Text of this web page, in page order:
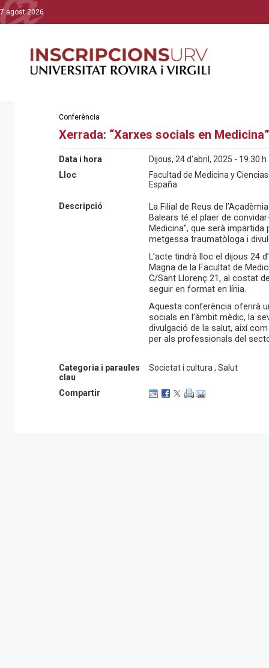
7 agost 2026
Conferència
Xerrada: “Xarxes socials en Medicina”
Data i hora
Dijous, 24 d'abril, 2025 - 19.30 h
Lloc
Facultad de Medicina y
España
Descripció
La Filial de Reus de
Balears té el plaer de
Medicina", que serà impartida
metgessa traumatòloga i
L’acte tindrà lloc el dijous 24
Magna de la Facultat de
C/Sant Llorenç 21, al costat
seguir en format en línia.
Aquesta conferència oferirà
socials en l’àmbit mèdic, la
divulgació de la salut, així
per als professionals del
Categoria i paraules
clau
Societat i cultura , Salut
Compartir